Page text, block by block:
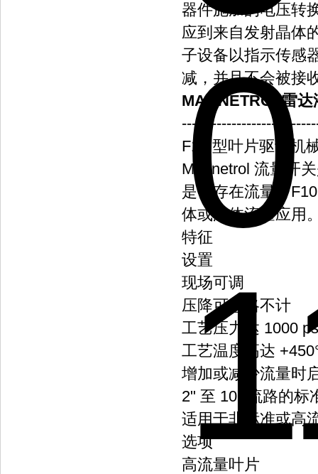
器件施加的电压转
应到来自发射晶体
子设备以指示传感
减，并且不会被接
MAGNETROL雷达
F10 型叶片驱动机
Magnetrol 流量开
是否存在流量。
体或液体流量应用
特征
设置
现场可调
压降可忽略不计
工艺压力达 1000
工艺温度高达
增加或减少流量时
2" 至 10" 流路的标
适用于非标准或高
选项
高流量叶片